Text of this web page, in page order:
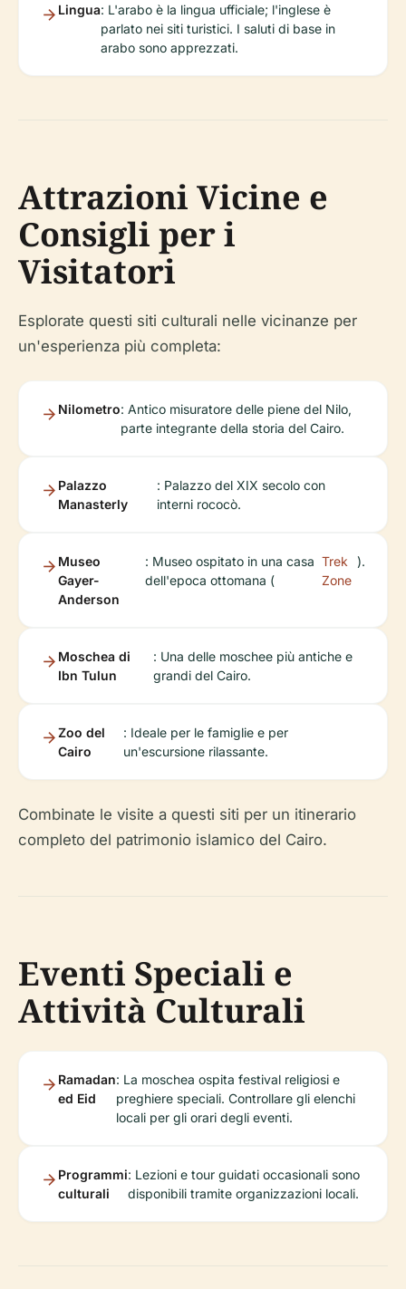
Lingua: L'arabo è la lingua ufficiale; l'inglese è
parlato nei siti turistici. I saluti di base in
arabo sono apprezzati.
Attrazioni Vicine e
Consigli per i
Visitatori
Esplorate questi siti culturali nelle vicinanze per
un'esperienza più completa:
Nilometro: Antico misuratore delle piene del Nilo,
parte integrante della storia del Cairo.
Palazzo
Manasterly
: Palazzo del XIX secolo con
interni rococò.
Museo
Gayer-
Anderson
: Museo ospitato in una casa
dell'epoca ottomana (
Trek
Zone
).
Moschea di
Ibn Tulun
: Una delle moschee più antiche e
grandi del Cairo.
Zoo del
Cairo
: Ideale per le famiglie e per
un'escursione rilassante.
Combinate le visite a questi siti per un itinerario
completo del patrimonio islamico del Cairo.
Eventi Speciali e
Attività Culturali
Ramadan
ed Eid
: La moschea ospita festival religiosi e
preghiere speciali. Controllare gli elenchi
locali per gli orari degli eventi.
Programmi
culturali
: Lezioni e tour guidati occasionali sono
disponibili tramite organizzazioni locali.